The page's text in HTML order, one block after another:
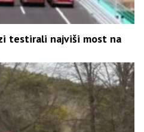
testirali najviši most na